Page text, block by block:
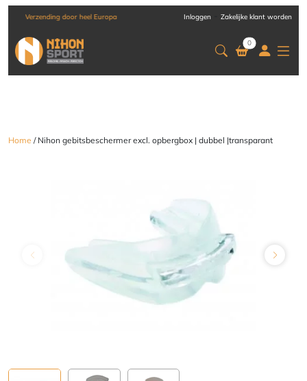
Verzending door heel Europa Inloggen Zakelijke klant worden
0
Home / Nihon gebitsbeschermer excl. opbergbox | dubbel |transparant